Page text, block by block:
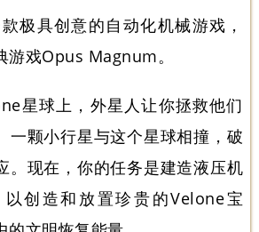
极具创意的自动化机械游戏，
游戏Opus Magnum。
星球上，外星人让你拯救他们
一颗小行星与这个星球相撞，破
。现在，你的任务是建造液压机
创造和放置珍贵的Velone宝